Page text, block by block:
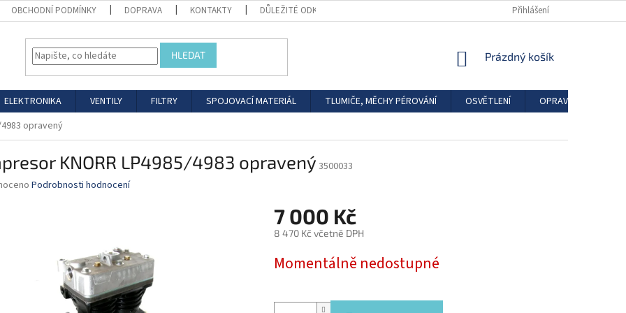
OBCHODNÍ PODMÍNKY DOPRAVA KONTAKTY DŮLEŽITÉ ODKAZY Přihlášení
HLEDAT
NÁKUPNÍ
Prázdný košík
ELEKTRONIKA VENTILY FILTRY SPOJOVACÍ MATERIÁL TLUMIČE, MĚCHY PÉROVÁNÍ OSVĚTLENÍ
OPRAVÁRENSKÉ
opravený
KNORR LP4985/4983 opravený3500033
Podrobnosti hodnocení
7 000 Kč
8 470 Kč včetně DPH
cena:
Momentálně nedostupné